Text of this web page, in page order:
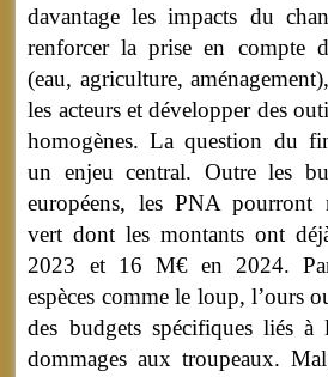
davantage les impacts du
renforcer la prise en compte
(eau, agriculture,
les acteurs et développer des
homogènes. La question du
un enjeu central. Outre les
européens, les PNA pourront
vert dont les montants ont
2023 et 16 M€ en 2024. Par
espèces comme le loup, l’ours
des budgets spécifiques liés à
dommages aux troupeaux.